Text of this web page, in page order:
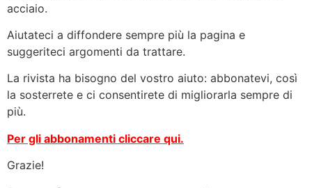
acciaio.
Aiutateci a diffondere sempre più la pagina e
suggeriteci argomenti da trattare.
La rivista ha bisogno del vostro aiuto: abbonatevi, così
la sosterrete e ci consentirete di migliorarla sempre di
più.
Per gli abbonamenti cliccare qui.
Grazie!